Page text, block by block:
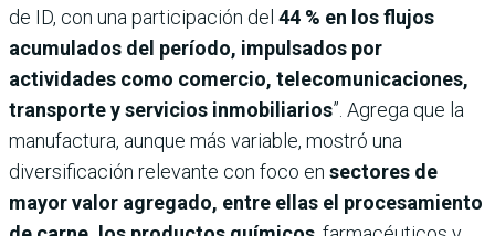
de ID, con una participación del 44 % en los flujos
acumulados del período, impulsados por
actividades como comercio, telecomunicaciones,
transporte y servicios inmobiliarios”. Agrega que la
manufactura, aunque más variable, mostró una
diversificación relevante con foco en sectores de
mayor valor agregado, entre ellas el procesamiento